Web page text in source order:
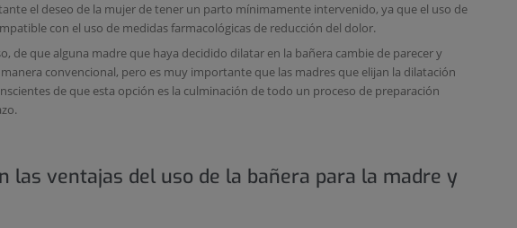
el deseo de la mujer de tener un parto mínimamente intervenido, ya que el uso de
con el uso de medidas farmacológicas de reducción del dolor.
de que alguna madre que haya decidido dilatar en la bañera cambie de parecer y
convencional, pero es muy importante que las madres que elijan la dilatación
de que esta opción es la culminación de todo un proceso de preparación
las ventajas del uso de la bañera para la madre y